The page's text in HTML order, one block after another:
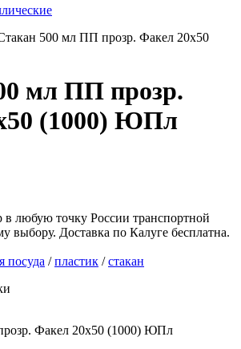
500 мл ПП прозр. Факел 20х50
мл ПП прозр.
(1000) ЮПл
в любую точку России транспортной
выбору. Доставка по Калуге бесплатна.
посуда /пластик /стакан
Факел 20х50 (1000) ЮПл